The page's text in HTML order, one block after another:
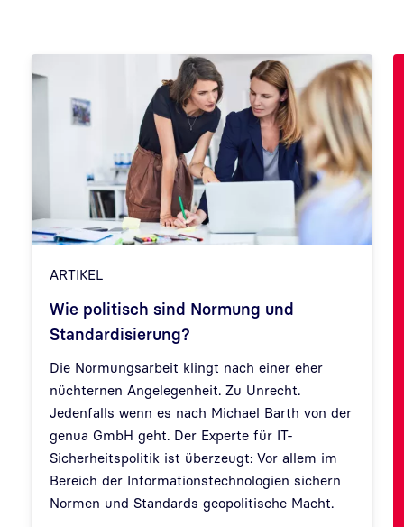
Zurück
ARTIKEL
Wie politisch sind Normung und
Standardisierung?
Die Normungsarbeit klingt nach einer eher
nüchternen Angelegenheit. Zu Unrecht.
Jedenfalls wenn es nach Michael Barth von der
genua GmbH geht. Der Experte für IT-
Sicherheitspolitik ist überzeugt: Vor allem im
Bereich der Informationstechnologien sichern
Normen und Standards geopolitische Macht.